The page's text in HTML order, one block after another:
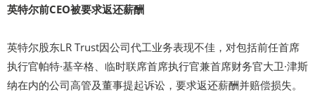
英特尔前CEO被要求返还薪酬
英特尔股东LR Trust因公司代工业务表现不佳，对包括前任首席
执行官帕特·基辛格、临时联席首席执行官兼首席财务官大卫·津斯
纳在内的公司高管及董事提起诉讼，要求返还薪酬并赔偿损失。